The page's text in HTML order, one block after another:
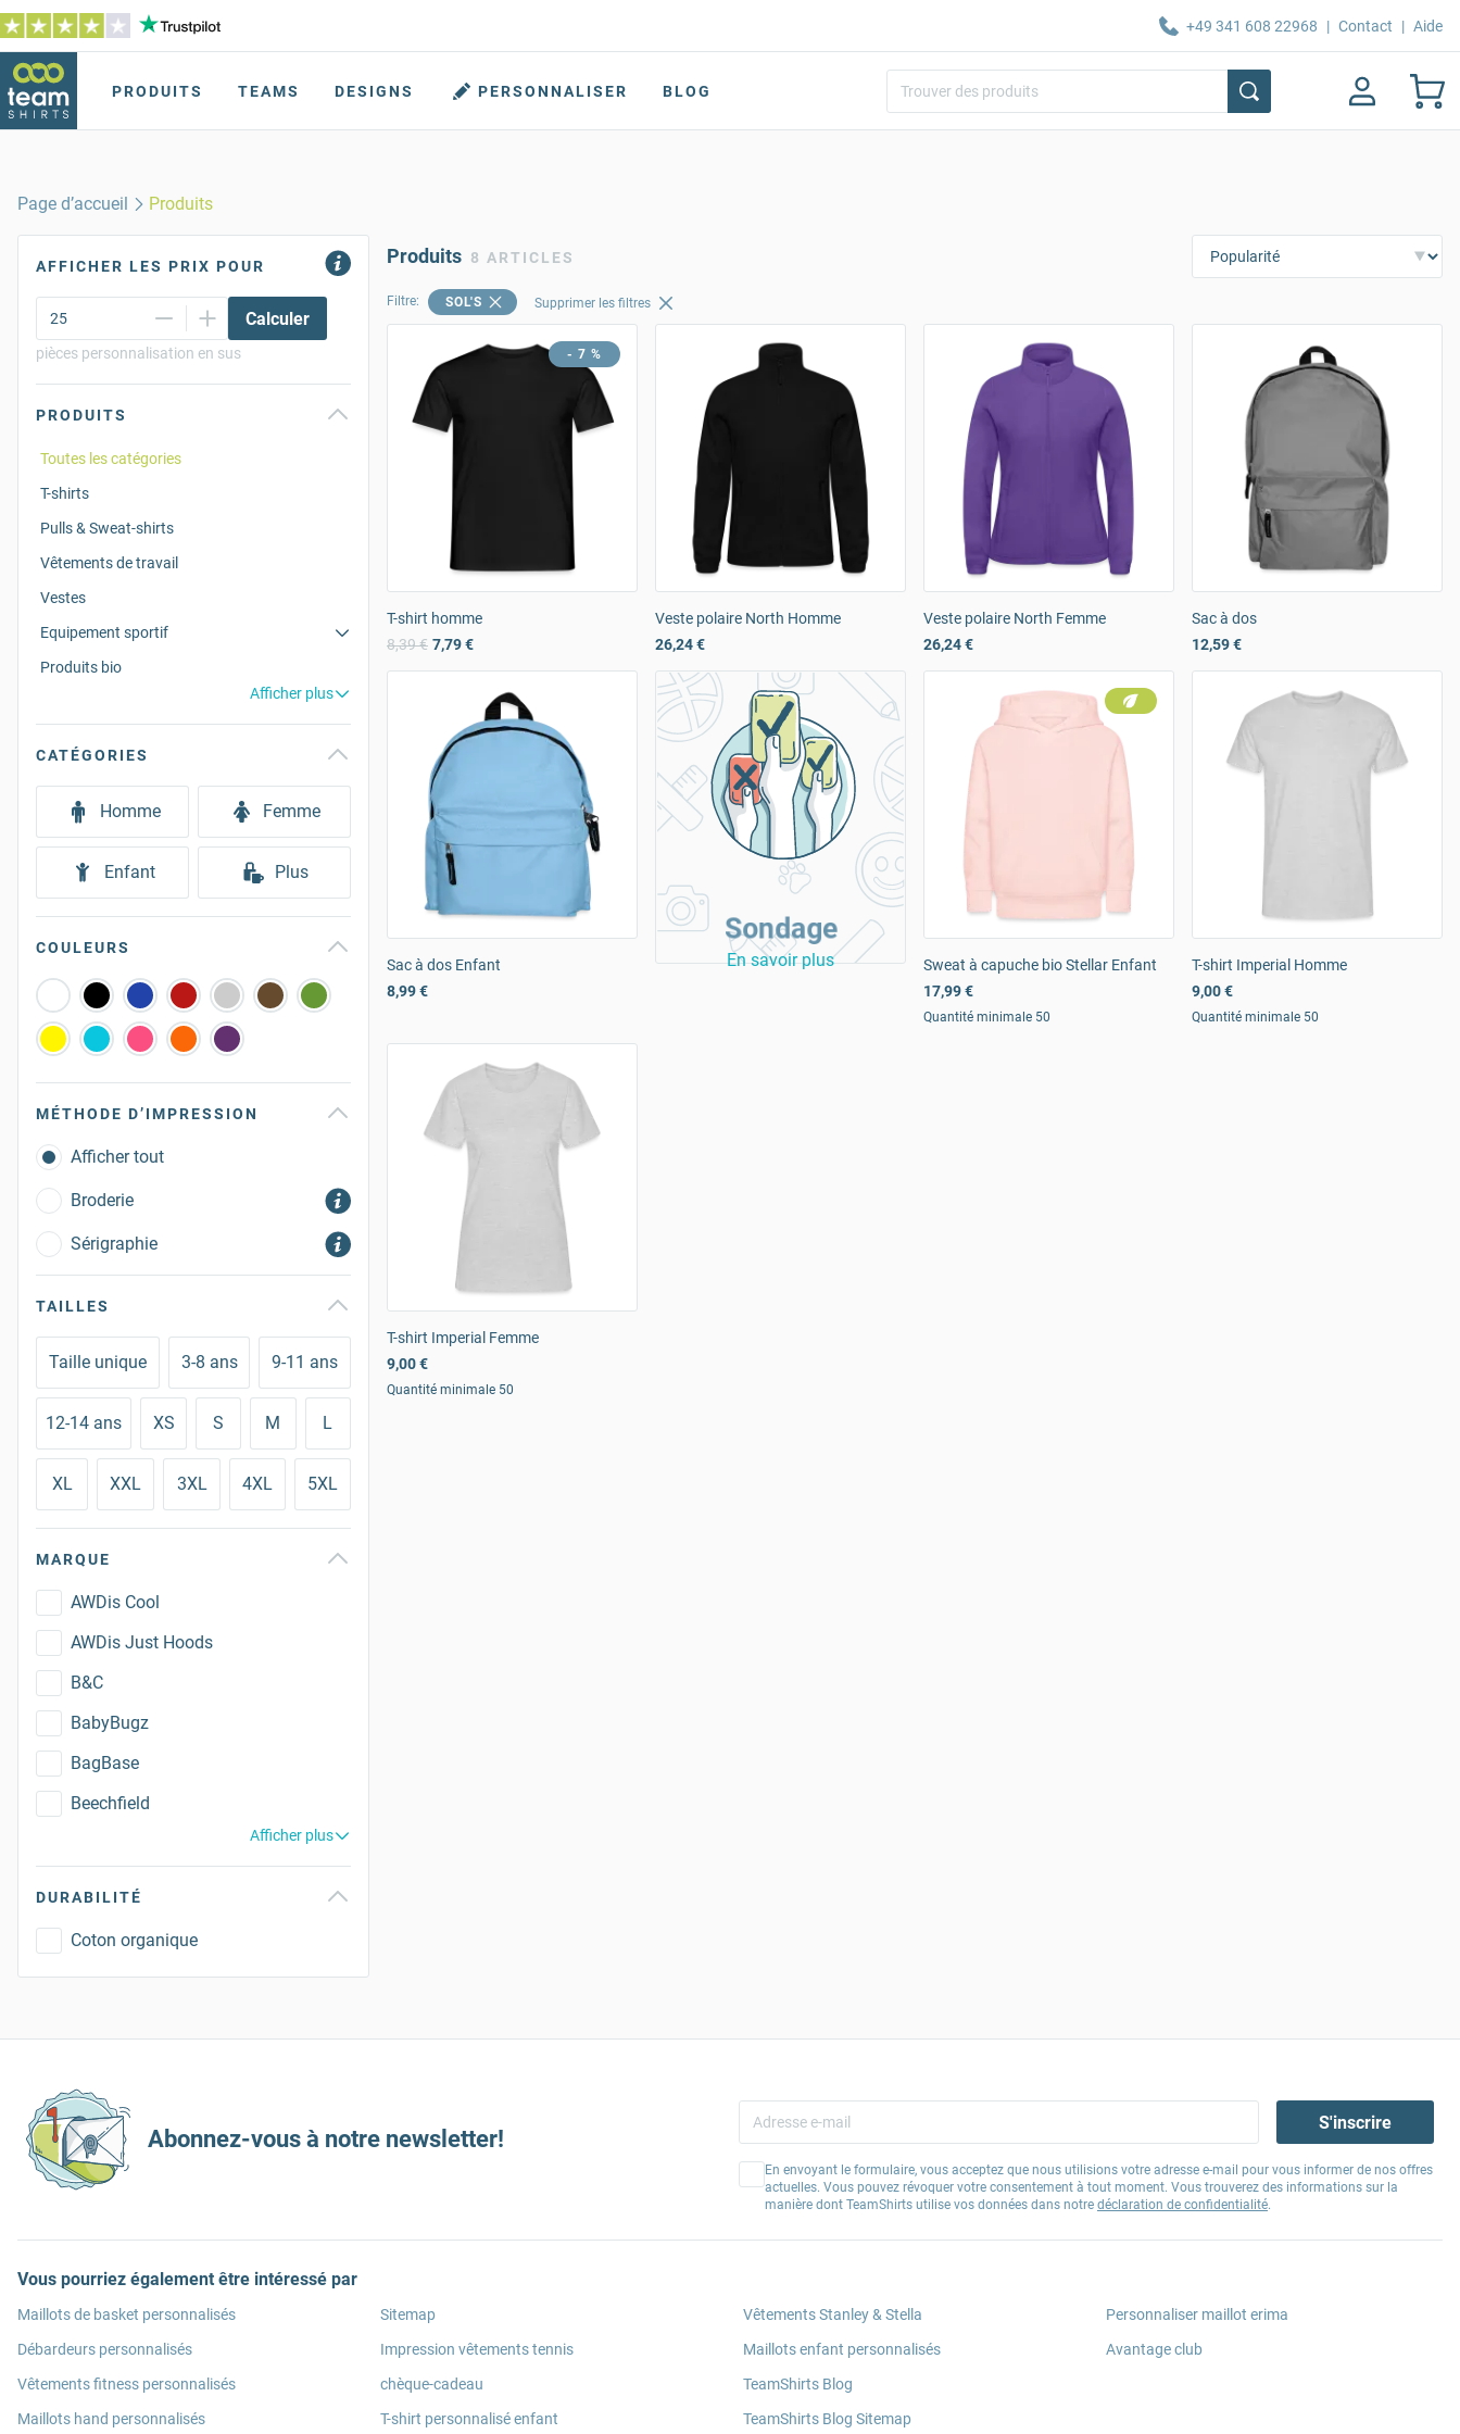
+49 341 608 22968 | Contact | Aide
PRODUITS TEAMS DESIGNS PERSONNALISER BLOG
Page d’accueil Produits
AFFICHER LES PRIX POUR
Calculer
pièces personnalisation en sus
PRODUITS
Toutes les catégories
T-shirts
Pulls & Sweat-shirts
Vêtements de travail
Vestes
Equipement sportif
Produits bio
Afficher plus
CATÉGORIES
Homme Femme
Enfant Plus
COULEURS
MÉTHODE D’IMPRESSION
Afficher tout
Broderie
Sérigraphie
TAILLES
Taille unique 3-8 ans 9-11 ans
12-14 ans XS S M L
XL XXL 3XL 4XL 5XL
MARQUE
AWDis Cool
AWDis Just Hoods
B&C
BabyBugz
BagBase
Beechfield
Afficher plus
DURABILITÉ
Coton organique
Produits 8 ARTICLES
Filtre: SOL'S Supprimer les filtres
- 7 %
T-shirt homme
8,39 € 7,79 €
Veste polaire North Homme
26,24 €
Veste polaire North Femme
26,24 €
Sac à dos
12,59 €
Sac à dos Enfant
8,99 €
Sondage
En savoir plus
Sweat à capuche bio Stellar Enfant
17,99 €
Quantité minimale 50
T-shirt Imperial Homme
9,00 €
Quantité minimale 50
T-shirt Imperial Femme
9,00 €
Quantité minimale 50
Abonnez-vous à notre newsletter!
S'inscrire
En envoyant le formulaire, vous acceptez que nous utilisions votre adresse e-mail pour vous informer de nos offres
actuelles. Vous pouvez révoquer votre consentement à tout moment. Vous trouverez des informations sur la
manière dont TeamShirts utilise vos données dans notre déclaration de confidentialité.
Vous pourriez également être intéressé par
Maillots de basket personnalisés
Débardeurs personnalisés
Vêtements fitness personnalisés
Maillots hand personnalisés
Sitemap
Impression vêtements tennis
chèque-cadeau
T-shirt personnalisé enfant
Vêtements Stanley & Stella
Maillots enfant personnalisés
TeamShirts Blog
TeamShirts Blog Sitemap
Personnaliser maillot erima
Avantage club